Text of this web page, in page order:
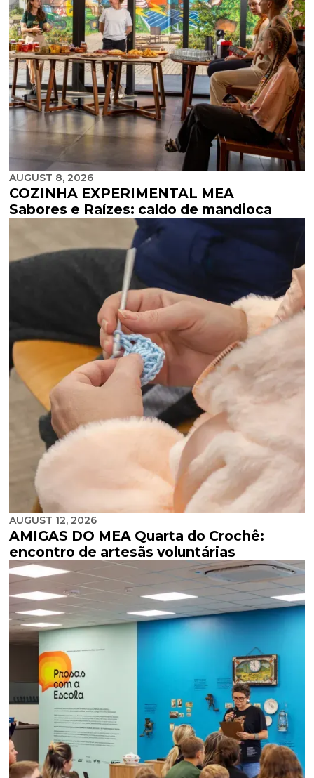
AUGUST 8, 2026
COZINHA EXPERIMENTAL MEA
Sabores e Raízes: caldo de mandioca
AUGUST 12, 2026
AMIGAS DO MEA Quarta do Crochê:
encontro de artesãs voluntárias